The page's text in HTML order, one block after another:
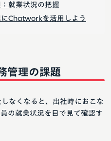
就業状況の把握
Chatworkを活用しよう
管理の課題
なくなると、出社時におこな
の就業状況を目で見て確認す